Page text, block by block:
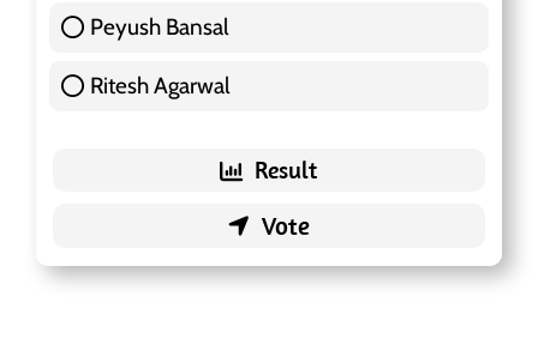
Peyush Bansal
Ritesh Agarwal